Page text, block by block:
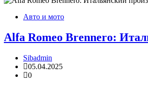
Авто и мото
Alfa Romeo Brennero:
Sibadmin
05.04.2025
0